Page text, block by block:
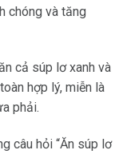
chóng và tăng
cả súp lơ xanh và
hợp lý, miễn là
phải.
câu hỏi “Ăn súp lơ